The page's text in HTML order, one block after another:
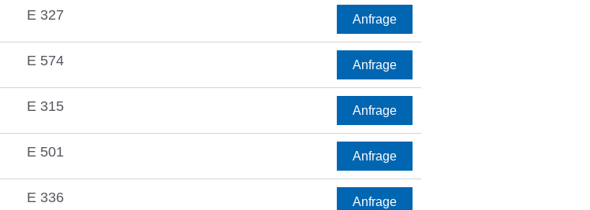
E 327 Anfrage
E 574 Anfrage
E 315 Anfrage
E 501 Anfrage
E 336 Anfrage